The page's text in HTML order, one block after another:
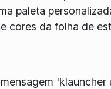
paleta
cores da folha de